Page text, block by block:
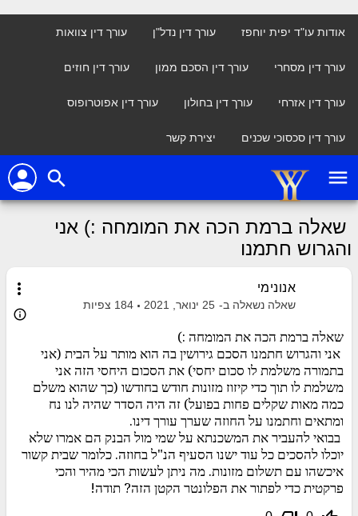
אודות עו"ד יפית יוחפז עורך דין נדל"ן עורך דין צוואות
עורך דין מסחרי עורך דין הסכם ממון עורך דין חוזים
עורך דין אזרחי עורך דין בחולון עורך דין אפוטרופוס
עורך דין סכסוכי שכנים יצירת קשר
menu
search
person
שאלה ברמת הכה את המומחה :) אני
והגרוש חתמנו
more_vert אנונימי
שאלה נשאלה ב- 25 ינואר, 2021 184 צפיות
info_outline
שאלה ברמת הכה את המומחה :)
אני והגרוש חתמנו הסכם גירושין בה הוא מותר על הבית (אני
בתמורה משלמת לו סכום יחסי) את הסכום היחסי הזה אני
משלמת לו תוך כדי קיזוז מזונות חודש בחודשו (כך שהוא משלם
כמה מאות שקלים פחות בפועל) זה היה הסדר שהיה לנו נח
ומתאים וחתמנו על החוזה שערך עורך דינו.
בבואי להעביר את המשכנתא על שמי מול הבנק הם אמרו שלא
יוכלו להסכים כל עוד ישנו הסעיף הנ"ל בחוזה. כלומר שבית קשור
איכשהו עם תשלום מזונות. מה ניתן לעשות הכי מהיר והכי
פרקטית כדי לפתור את הפלונטר הקטן הזה? תודה!